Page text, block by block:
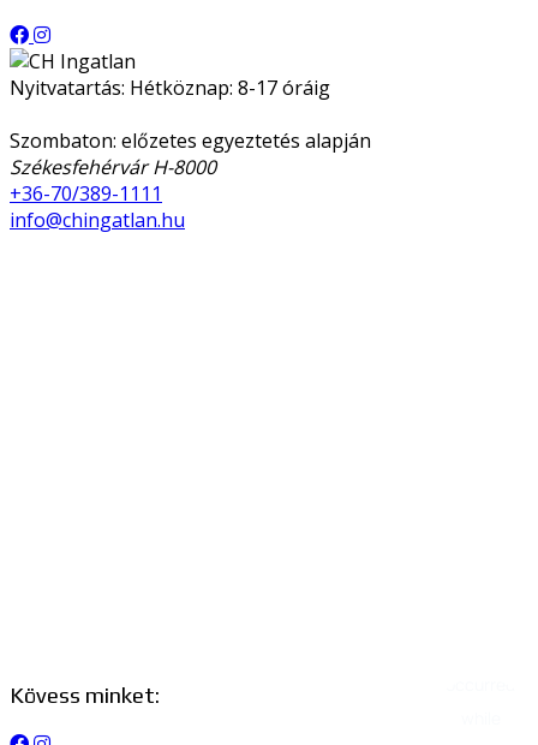
Nyitvatartás: Hétköznap: 8-17 óráig
Szombaton: előzetes egyeztetés alapján
Székesfehérvár H-8000
+36-70/389-1111
info@chingatlan.hu
Kövess minket: